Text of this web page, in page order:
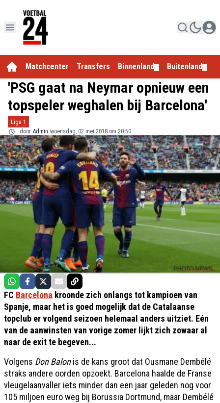
Matchcenter Transfers Binnenland Buitenland
'PSG gaat na Neymar opnieuw een
topspeler weghalen bij Barcelona'
Liga 1
door Admin woensdag, 02 mei 2018 om 20:50
FC Barcelona kroonde zich onlangs tot kampioen van
Spanje, maar het is goed mogelijk dat de Catalaanse
topclub er volgend seizoen helemaal anders uitziet. Eén
van de aanwinsten van vorige zomer lijkt zich zowaar al
naar de exit te begeven...
Volgens Don Balonis de kans groot dat Ousmane Dembélé
straks andere oorden opzoekt. Barcelona haalde de Franse
vleugelaanvaller iets minder dan een jaar geleden nog voor
105 miljoen euro weg bij Borussia Dortmund, maar Dembélé